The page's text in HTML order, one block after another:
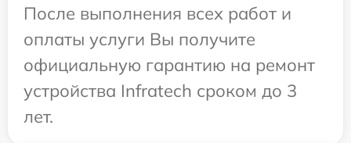
После выполнения всех работ и
оплаты услуги Вы получите
официальную гарантию на ремонт
устройства Infratech сроком до 3
лет.